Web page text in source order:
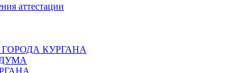
аттестации
КУРГАНА